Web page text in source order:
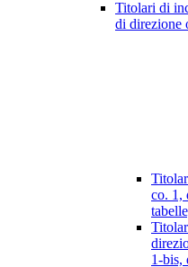
Titolari di
di direzione
co. 1,
1-bis,